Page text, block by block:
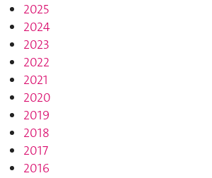
2025
2024
2023
2022
2021
2020
2019
2018
2017
2016